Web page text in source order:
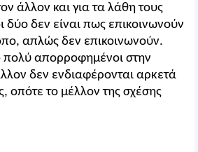
άλλον και για τα λάθη τους
δύο δεν είναι πως επικοινωνούν
απλώς δεν επικοινωνούν.
πολύ απορροφημένοι στην
δεν ενδιαφέρονται αρκετά
οπότε το μέλλον της σχέσης